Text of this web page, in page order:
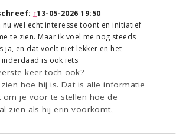
↑13-05-2026 19:50
nu wel echt interesse toont en initiatief
te zien. Maar ik voel me nog steeds
ja, en dat voelt niet lekker en het
is ook iets
keer toch ook?
hoe hij is. Dat is alle informatie
om je voor te stellen hoe de
zien als hij erin voorkomt.